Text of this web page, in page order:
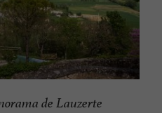
de Lauzerte